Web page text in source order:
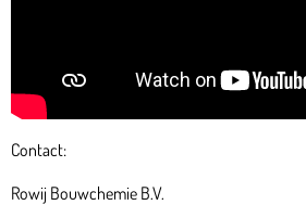
Contact:
Rowij Bouwchemie B.V.